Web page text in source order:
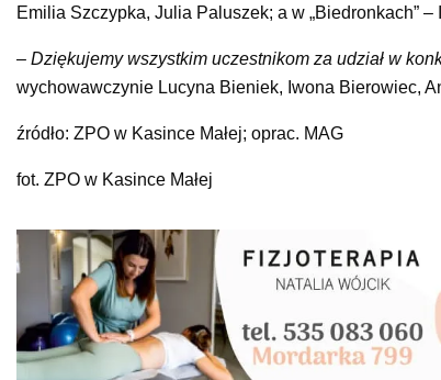
Emilia Szczypka, Julia Paluszek; a w „Biedronkach”
– Dziękujemy wszystkim uczestnikom za udział w
wychowawczynie Lucyna Bieniek, Iwona Bierowiec,
źródło: ZPO w Kasince Małej; oprac. MAG
fot. ZPO w Kasince Małej